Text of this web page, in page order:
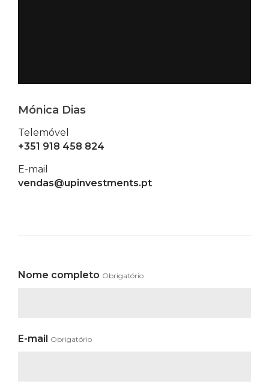
Mónica Dias
Telemóvel
+351 918 458 824
E-mail
vendas@upinvestments.pt
Nome completo Obrigatório
E-mail Obrigatório